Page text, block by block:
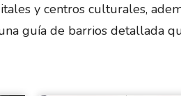
y centros culturales,
guía de barrios detallada